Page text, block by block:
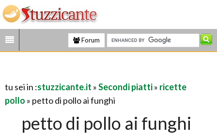
Forum
tu sei in :stuzzicante.it »Secondi piatti» ricette
pollo » petto di pollo ai funghi
petto di pollo ai funghi